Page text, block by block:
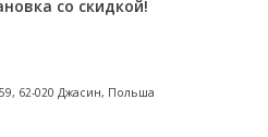
со скидкой!
62-020 Джасин, Польша